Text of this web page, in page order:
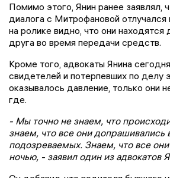
Помимо этого, Янин ранее заявлял,
диалога с Митрофановой отлучался
на ролике видно, что они находятся
друга во время передачи средств.
Кроме того, адвокаты Янина
свидетелей и потерпевших по делу
оказывалось давление, только они
где.
- Мы точно не знаем, что
знаем, что все они допрашивались
подозреваемых. Знаем, что все
ночью, - заявил один из адвокатов